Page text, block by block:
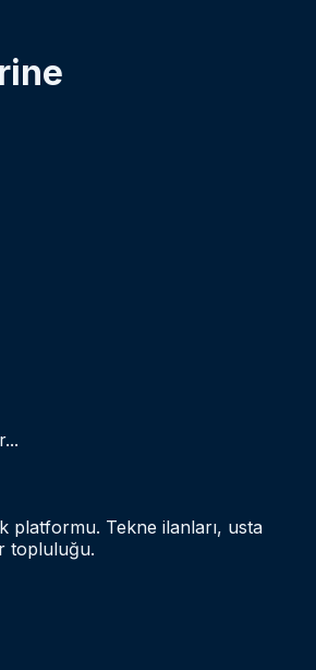
platformu. Tekne ilanları, usta
topluluğu.